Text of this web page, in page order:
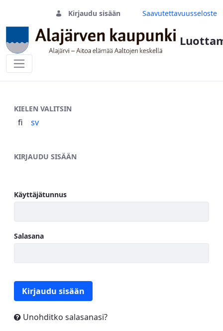
Kirjaudu sisään Saavutettavuusseloste
KIELEN VALITSIN
fi sv
KIRJAUDU SISÄÄN
Käyttäjätunnus
Salasana
Kirjaudu sisään
Unohditko salasanasi?